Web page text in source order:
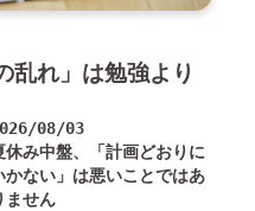
乱れ」は勉強より
08/03
休み中盤、「計画どおりに
かない」は悪いことではあ
ません